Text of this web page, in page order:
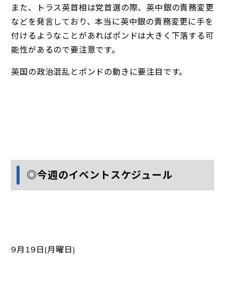
また、トラス英首相は党首選の際、英中銀の責務変更
などを発言しており、本当に英中銀の責務変更に手を
付けるようなことがあればポンドは大きく下落する可
能性があるので要注意です。
英国の政治混乱とポンドの動きに要注目です。
◎今週のイベントスケジュール
9月19日(月曜日)